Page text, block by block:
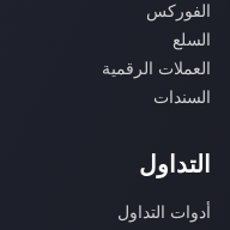
الفوركس
السلع
العملات الرقمية
السندات
التداول
أدوات التداول